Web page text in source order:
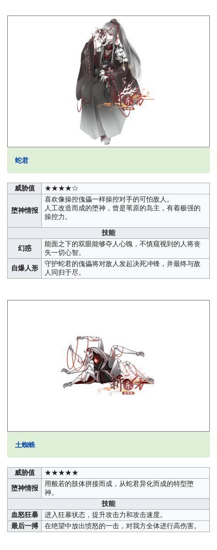
蛇君
威胁值 ★★★★☆
堕神情报
喜欢像操控傀儡一样操控对手的可怕敌人。
人工改造而成的堕神，曾是苇原的岛主，有着极强的
操控力。
技能
幻惑
能面之下的双眼能够夺人心魄，不慎窥视到的人将丧
失一切心智。
自爆人形
守护蛇君的傀儡将对敌人发起决死冲锋，并最终与敌
人同归于尽。
土蜘蛛
威胁值
★★★★★
堕神情报
用般若的肢体拼接而成，从蛇君异化而成的特型堕
神。
技能
血怒狂暴
进入狂暴状态，提升攻击力和攻击速度。
最后一搏
在绝望中放出愤怒的一击，对我方全体进行高伤害。